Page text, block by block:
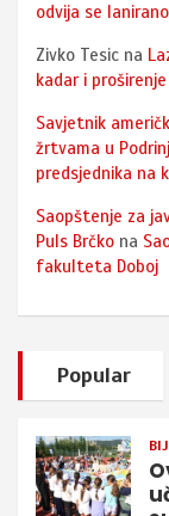
odvija se
Zivko Tesic na
kadar i
Savjetnik
žrtvama u
predsjednika na
Saopštenje za
Puls Brčko na
fakulteta Doboj
Popular